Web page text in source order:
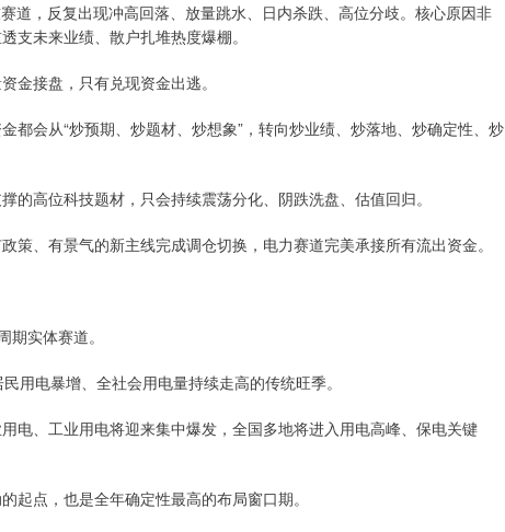
道，反复出现冲高回落、放量跳水、日内杀跌、高位分歧。核心原因非
支未来业绩、散户扎堆热度爆棚。
金接盘，只有兑现资金出逃。
都会从“炒预期、炒题材、炒想象”，转向炒业绩、炒落地、炒确定性、炒
的高位科技题材，只会持续震荡分化、阴跌洗盘、估值回归。
策、有景气的新主线完成调仓切换，电力赛道完美承接所有流出资金。
实体赛道。
用电暴增、全社会用电量持续走高的传统旺季。
电、工业用电将迎来集中爆发，全国多地将进入用电高峰、保电关键
起点，也是全年确定性最高的布局窗口期。